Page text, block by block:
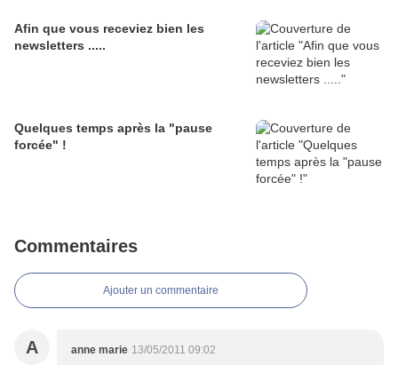
Afin que vous receviez bien les
newsletters .....
Quelques temps après la "pause
forcée" !
Commentaires
Ajouter un commentaire
A anne marie 13/05/2011 09:02